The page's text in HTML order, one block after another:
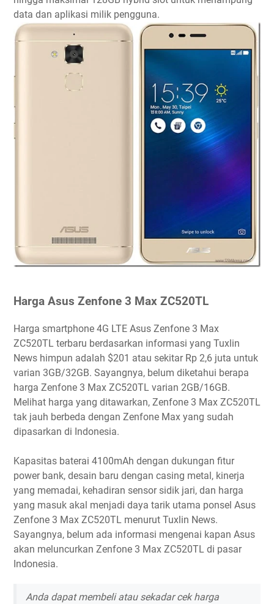
data dan aplikasi milik pengguna.
Harga Asus Zenfone 3 Max ZC520TL
Harga smartphone 4G LTE Asus Zenfone 3 Max
ZC520TL terbaru berdasarkan informasi yang Tuxlin
News himpun adalah $201 atau sekitar Rp 2,6 juta untuk
varian 3GB/32GB. Sayangnya, belum diketahui berapa
harga Zenfone 3 Max ZC520TL varian 2GB/16GB.
Melihat harga yang ditawarkan, Zenfone 3 Max ZC520TL
tak jauh berbeda dengan Zenfone Max yang sudah
dipasarkan di Indonesia.
Kapasitas baterai 4100mAh dengan dukungan fitur
power bank, desain baru dengan casing metal, kinerja
yang memadai, kehadiran sensor sidik jari, dan harga
yang masuk akal menjadi daya tarik utama ponsel Asus
Zenfone 3 Max ZC520TL menurut Tuxlin News.
Sayangnya, belum ada informasi mengenai kapan Asus
akan meluncurkan Zenfone 3 Max ZC520TL di pasar
Indonesia.
Anda dapat membeli atau sekadar cek harga